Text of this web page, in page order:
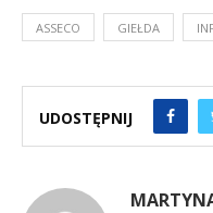
ASSECO GIEŁDA
UDOSTĘPNIJ